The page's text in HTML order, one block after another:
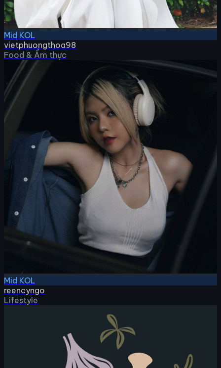
Mid KOL
vietphuongthoa98
Food & Ẩm thực
Mid KOL
reencyngo
Lifestyle